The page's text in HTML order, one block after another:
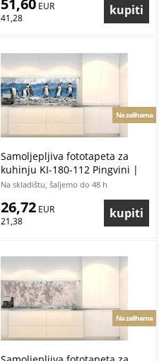
51,60 EUR
41,28
Samoljepljiva fototapeta za
kuhinju KI-180-112 Pingvini |
180 x 60 cm
Na zalihama
Na skladištu, šaljemo do 48 h
26,72 EUR
21,38
Na zalihama